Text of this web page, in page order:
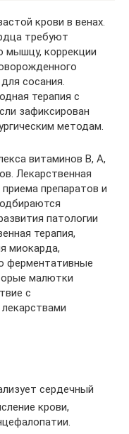
крови в венах.
требуют
мышцу, коррекции
сосания.
терапия с
зафиксирован
методам.
витаминов В, А,
Лекарственная
препаратов и
патологии
терапия,
миокарда,
ферментативные
малютки
с
сердечный
крови,